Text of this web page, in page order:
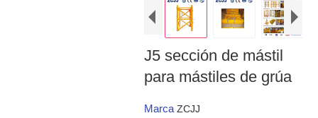
J5 sección de mástil
para mástiles de grúa
MarcaZCJJ